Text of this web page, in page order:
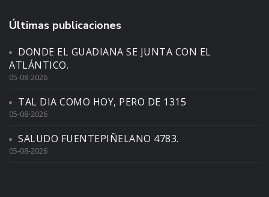
Últimas publicaciones
DONDE EL GUADIANA SE JUNTA CON EL
ATLÁNTICO.
05-08-2026
TAL DIA COMO HOY, PERO DE 1315
05-08-2026
SALUDO FUENTEPIÑELANO 4783.
05-08-2026